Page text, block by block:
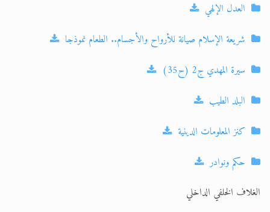
العدل الإلهي
شريعة الإسلام صيانة للأرواح والأجسام.. الطعام نموذجا
سيرة المهدي ج2 (ح35)
البلد الطيب
كنز المعلومات الدينية
حكم ونوادر
الغلاف الخلفي الداخلي